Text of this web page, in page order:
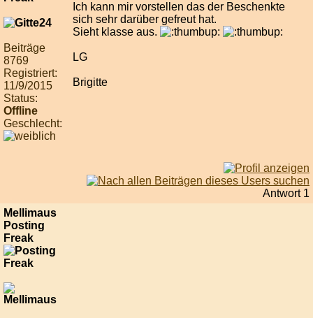
Beiträge
8769
Registriert:
11/9/2015
Status:
Offline
Geschlecht:
Ich kann mir vorstellen das der Beschenkte
sich sehr darüber gefreut hat.
Sieht klasse aus.
LG
Brigitte
Antwort 1
Mellimaus
Posting
Freak